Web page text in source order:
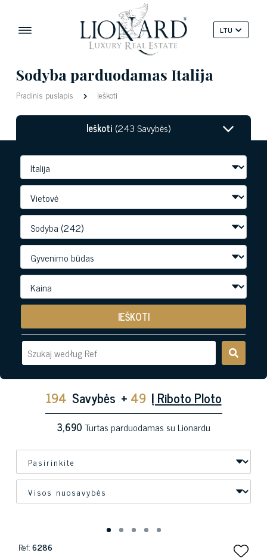
LTU
Sodyba parduodamas Italija
Pradinis puslapis Ieškoti
Ieškoti (243 Savybės)
IEŠKOTI
194 Savybės + 49 Į Riboto Ploto
3,690Turtas parduodamas su Lionardu
Ref:6286